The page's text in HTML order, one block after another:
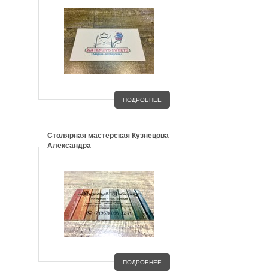
ПОДРОБНЕЕ
Столярная мастерская Кузнецова
Александра
ПОДРОБНЕЕ